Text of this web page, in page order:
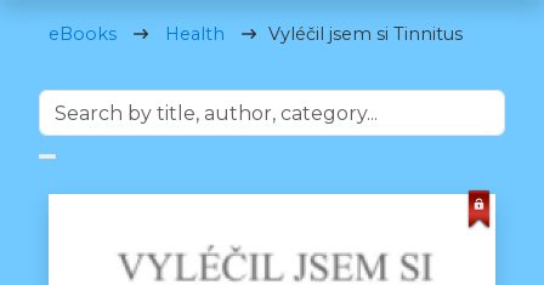
eBooks Health Vyléčil jsem si Tinnitus